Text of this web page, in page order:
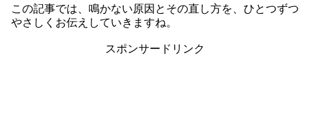
この記事では、鳴かない原因とその直し方を、ひとつずつ
やさしくお伝えしていきますね。
スポンサードリンク